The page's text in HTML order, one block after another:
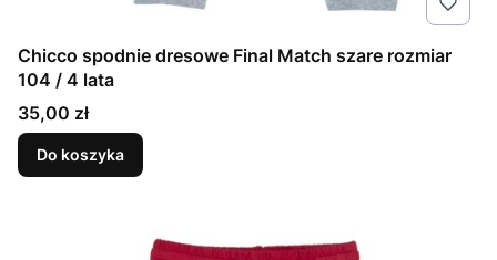
Chicco spodnie dresowe Final Match szare rozmiar
104 / 4 lata
Cena
35,00 zł
Do koszyka